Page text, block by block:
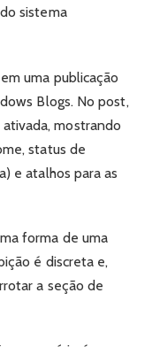
sistema
uma publicação
Blogs. No post,
mostrando
status de
e atalhos para as
forma de uma
é discreta e,
a seção de